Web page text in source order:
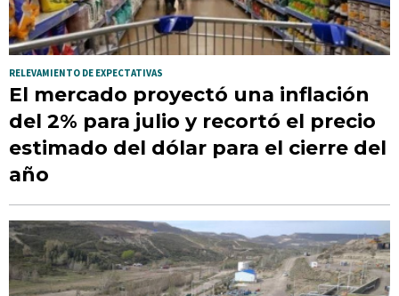
RELEVAMIENTO DE EXPECTATIVAS
El mercado proyectó una inflación
del 2% para julio y recortó el precio
estimado del dólar para el cierre del
año